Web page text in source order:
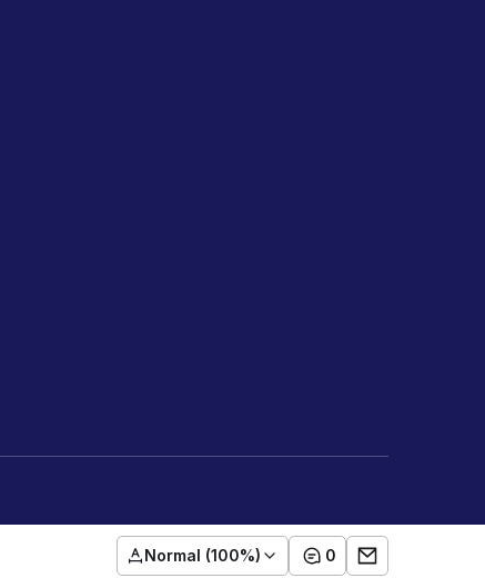
Normal (100%) 0